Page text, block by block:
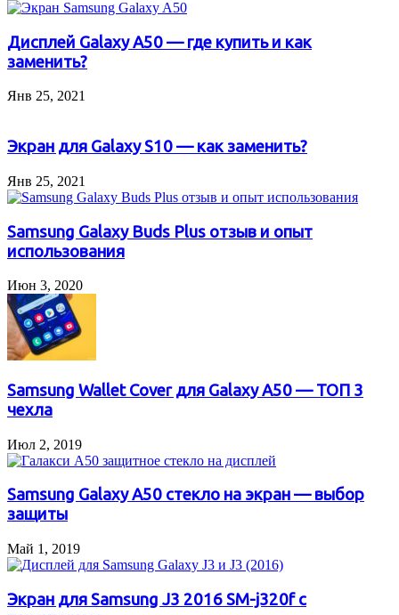
Дисплей Galaxy A50 — где купить и как
заменить?
Янв 25, 2021
Экран для Galaxy S10 — как заменить?
Янв 25, 2021
Samsung Galaxy Buds Plus отзыв и опыт
использования
Июн 3, 2020
Samsung Wallet Cover для Galaxy A50 — ТОП 3
чехла
Июл 2, 2019
Samsung Galaxy A50 стекло на экран — выбор
защиты
Май 1, 2019
Экран для Samsung J3 2016 SM-j320f с